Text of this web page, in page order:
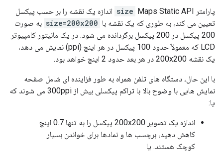
پارامتر size Maps Static API اندازه یک نقشه را بر حسب پیکسل
تعیین می کند، به طوری که یک نقشه با size=200x200 به صورت
200 پیکسل در 200 پیکسل برگردانده می شود. در یک مانیتور کامپیوتر
LCD که معمولاً حدود 100 پیکسل در هر اینچ (ppi) نمایش می دهد،
یک نقشه 200x200 در هر بعد حدود 2 اینچ خواهد بود.
با این حال، دستگاه های تلفن همراه به طور فزاینده ای شامل صفحه
نمایش هایی با وضوح بالا با تراکم پیکسلی بیش از 300ppi می شوند که
یا:
اندازه یک تصویر 200x200 پیکسل را به تنها 0.7 اینچ
کاهش دهید، برچسب ها و نمادها برای خواندن بسیار
کوچک هستند. یا